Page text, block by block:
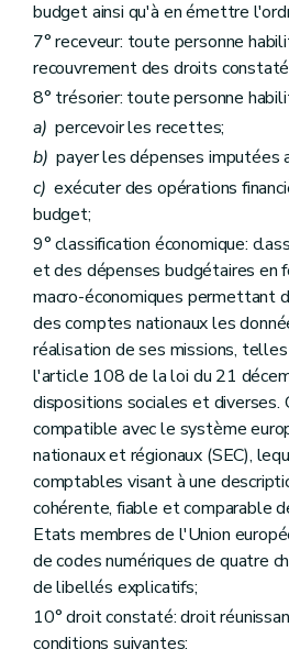
Chapitre II Le contrôle
Art. 48
Art. 49
Chapitre III Le contrôle externe et
Art. 50
Art. 51
Art. 52
ChapitreIV
Le contrôle externe du
Art.
52/1
Art.52/2
Titre
Art. 53
Art. 54
Art. 55
Art. 56
TitreVII
Dispositions relatives à
Chapitre I
Dispositions relatives à
Art. 57
Art. 58
Art. 59
Art. 60
Art. 61
Art. 62
Chapitre II Dispositions
Art. 63
Art. 64
Art. 65
TitreVIII
Dispositions
Art. 66
Art. 67
TitreIX
Dispositions applicables aux services
budget ainsi qu'à en émettre
7° receveur: toute personne
recouvrement des droits
8° trésorier: toute personne
a) percevoir les recettes;
b) payer les dépenses imputées
c) exécuter des opérations
budget;
9° classification économique:
et des dépenses budgétaires en
macro-économiques permettant
des comptes nationaux les
réalisation de ses missions,
l'article 108 de la loi du 21
dispositions sociales et
compatible avec le système
nationaux et régionaux (SEC),
comptables visant à une
cohérente, fiable et comparable
Etats membres de l'Union
de codes numériques de quatre
de libellés explicatifs;
10° droit constaté: droit
conditions suivantes: